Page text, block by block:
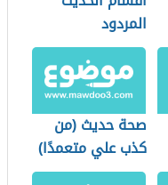
المردود
صحة حديث (من
كذب علي متعمدًا)